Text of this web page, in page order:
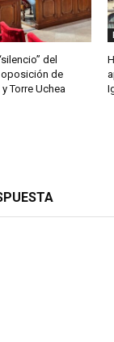
del
de
Torre Uchea